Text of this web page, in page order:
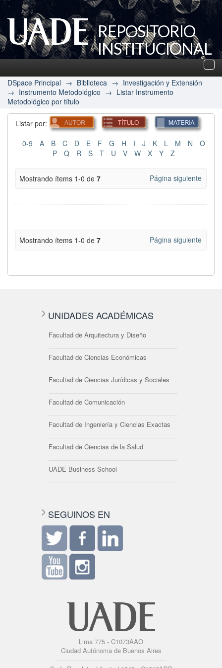
REPOSITORIO
INSTITUCIONAL
UADE
DSpace Principal → Biblioteca → Investigación y Extensión
→ Instrumento Metodológico → Listar Instrumento
Metodológico por título
Listar por:
0-9 A B C D E F G H I J K L M N
O
P
Q R S T U V W X Y Z
Mostrando ítems 1-0 de 7 Página siguiente
Mostrando ítems 1-0 de 7 Página siguiente
UNIDADES ACADÉMICAS
Facultad de Arquitectura y Diseño
Facultad de Ciencias Económicas
Facultad de Ciencias Jurídicas y Sociales
Facultad de Comunicación
Facultad de Ingeniería y Ciencias Exactas
Facultad de Ciencias de la Salud
UADE Business School
SEGUINOS EN
Lima 775 - C1073AAO
Ciudad Autónoma de Buenos Aires